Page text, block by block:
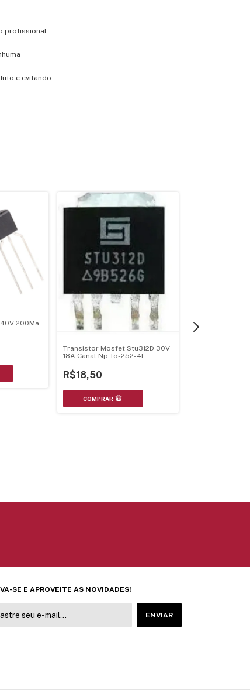
profissional
e evitando
200Ma
Transistor Mosfet Stu312D 30V
18A Canal Np To-252-4L
R$18,50
SE E APROVEITE AS NOVIDADES!